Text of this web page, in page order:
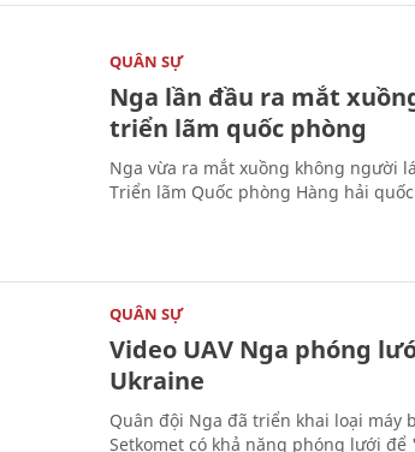
QUÂN SỰ
Nga lần đầu ra mắt
triển lãm quốc phòng
Nga vừa ra mắt xuồng không người
Triển lãm Quốc phòng Hàng hải quốc
QUÂN SỰ
Video UAV Nga phóng
Ukraine
Quân đội Nga đã triển khai loại máy
Setkomet có khả năng phóng lưới để